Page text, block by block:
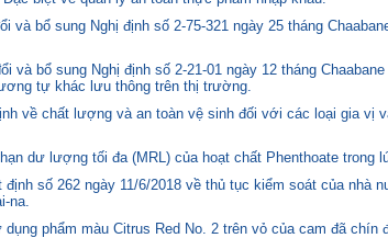
và bổ sung Nghị định số 2-75-321 ngày 25 tháng
và bổ sung Nghị định số 2-21-01 ngày 12 tháng
tự khác lưu thông trên thị trường.
về chất lượng và an toàn vệ sinh đối với các loại gia vị
dư lượng tối đa (MRL) của hoạt chất Phenthoate trong
số 262 ngày 11/6/2018 về thủ tục kiểm soát của
na.
phẩm màu Citrus Red No. 2 trên vỏ của cam đã chín